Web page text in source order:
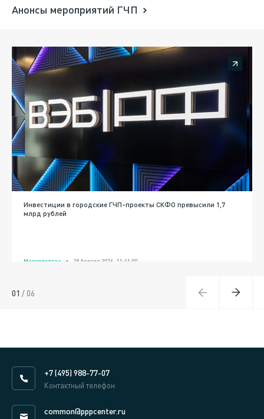
Анонсы мероприятий ГЧП
Инвестиции в городские ГЧП-проекты СКФО превысили 1,7
млрд рублей
Мероприятие 28 Апреля 2026, 11:41:00
01 / 06
+7 (495) 988-77-07
Контактный телефон
common@pppcenter.ru